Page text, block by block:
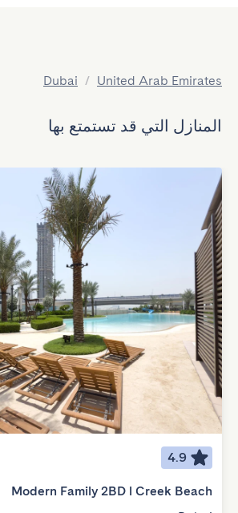
United Arab Emirates
/
Dubai
المنازل التي قد تستمتع بها
4.9
Modern Family 2BD l Creek Beach